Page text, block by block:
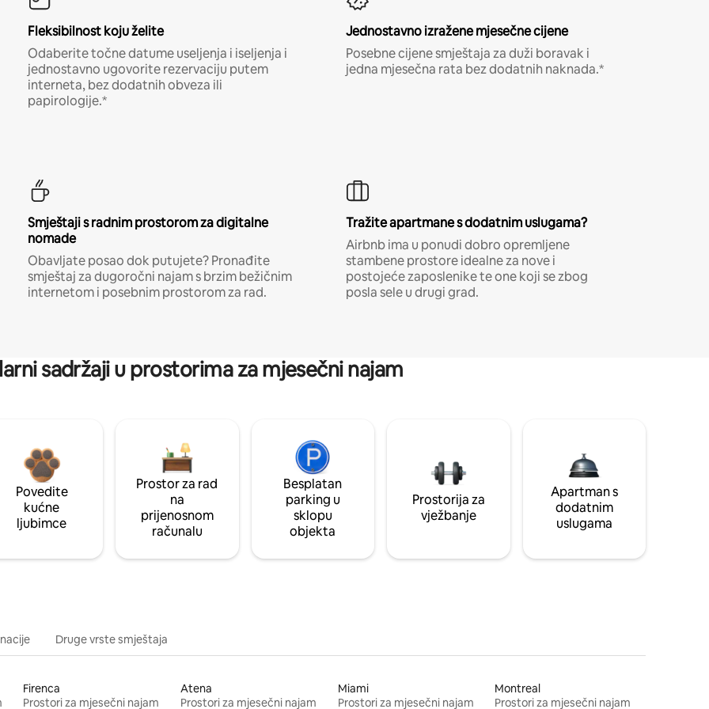
Fleksibilnost koju želite
Odaberite točne datume useljenja i iseljenja i
jednostavno ugovorite rezervaciju putem
interneta, bez dodatnih obveza ili
papirologije.*
Jednostavno izražene mjesečne cijene
Posebne cijene smještaja za duži boravak i
jedna mjesečna rata bez dodatnih naknada.*
Smještaji s radnim prostorom za digitalne
nomade
Obavljate posao dok putujete? Pronađite
smještaj za dugoročni najam s brzim bežičnim
internetom i posebnim prostorom za rad.
Tražite apartmane s dodatnim uslugama?
Airbnb ima u ponudi dobro opremljene
stambene prostore idealne za nove i
postojeće zaposlenike te one koji se zbog
posla sele u drugi grad.
sadržaji u prostorima za mjesečni najam
Povedite
kućne
ljubimce
Prostor za rad
na
prijenosnom
računalu
Besplatan
parking u
sklopu
objekta
Prostorija za
vježbanje
Apartman s
dodatnim
uslugama
Druge vrste smještaja
Firenca
Prostori za mjesečni najam
Atena
Prostori za mjesečni najam
Miami
Prostori za mjesečni najam
Montreal
Prostori za mjesečni najam